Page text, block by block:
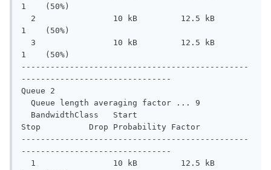
1    (50%)
2                10 kB         12.5 kB
1    (50%)
3                10 kB         12.5 kB
1    (50%)
-----------------------------------------------
-------------------------------
Queue 2
Queue length averaging factor ... 9
BandwidthClass   Start
Stop          Drop Probability Factor
-----------------------------------------------
-------------------------------
1                10 kB         12.5 kB